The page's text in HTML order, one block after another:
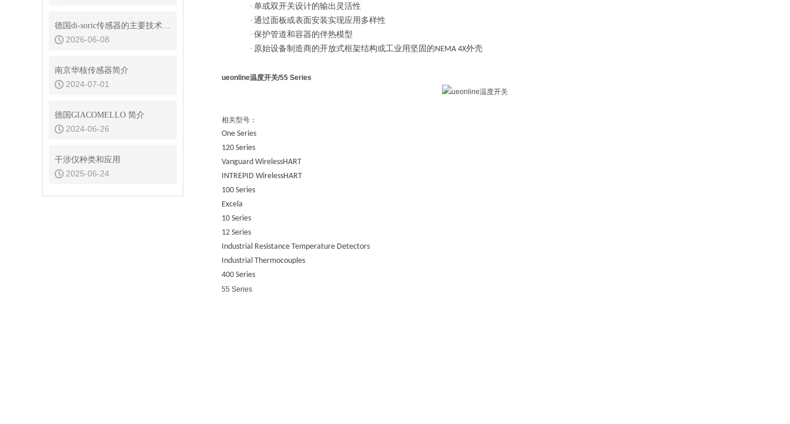
德国di-soric传感器的主要技术优势是什么
2026-06-08
南京华核传感器简介
2024-07-01
德国GIACOMELLO 简介
2024-06-26
干涉仪种类和应用
2025-06-24
· 单或双开关设计的输出灵活性
· 通过面板或表面安装实现应用多样性
· 保护管道和容器的伴热模型
· 原始设备制造商的开放式框架结构或工业用坚固的NEMA 4X外壳
ueonline温度开关/55 Series
相关型号：
One Series
120 Series
Vanguard WirelessHART
INTREPID WirelessHART
100 Series
Excela
10 Series
12 Series
Industrial Resistance Temperature Detectors
Industrial Thermocouples
400 Series
55 Series